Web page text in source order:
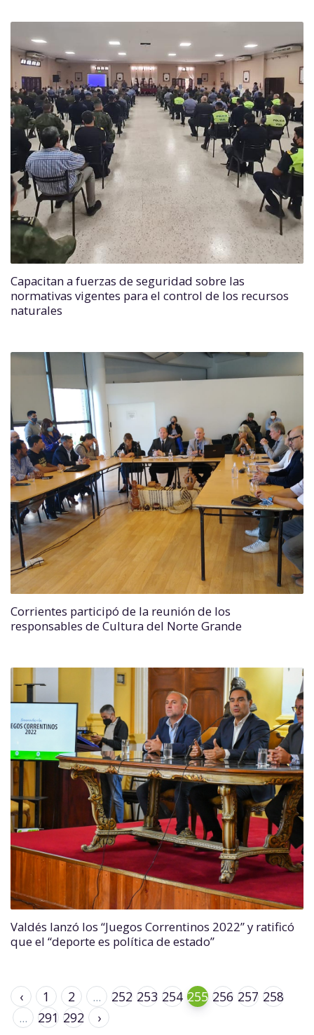
Capacitan a fuerzas de seguridad sobre las
normativas vigentes para el control de los recursos
naturales
Corrientes participó de la reunión de los
responsables de Cultura del Norte Grande
Valdés lanzó los “Juegos Correntinos 2022” y ratificó
que el “deporte es política de estado”
‹ 1 2 ... 252 253 254 255 256 257 258
...
291 292 ›